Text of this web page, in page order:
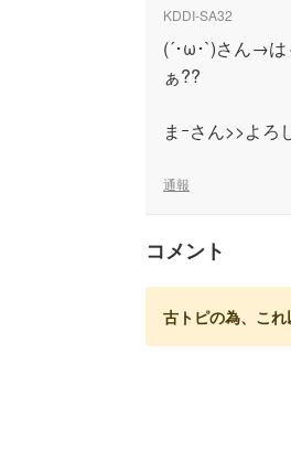
KDDI-SA32
(´･ω･`)さん→
ぁ??
まｰさん>>よ
通報
コメント
古トピの為、こ